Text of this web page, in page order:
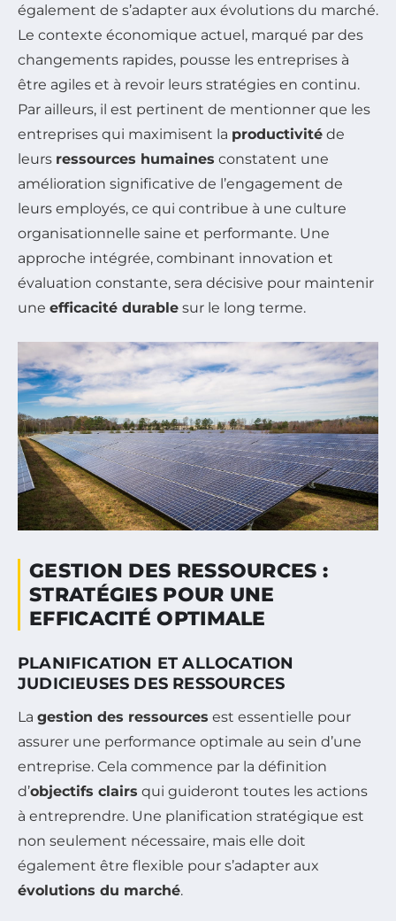
également de s’adapter aux évolutions du marché.
Le contexte économique actuel, marqué par des
changements rapides, pousse les entreprises à
être agiles et à revoir leurs stratégies en continu.
Par ailleurs, il est pertinent de mentionner que les
entreprises qui maximisent la productivité de
leurs ressources humaines constatent une
amélioration significative de l’engagement de
leurs employés, ce qui contribue à une culture
organisationnelle saine et performante. Une
approche intégrée, combinant innovation et
évaluation constante, sera décisive pour maintenir
une efficacité durable sur le long terme.
GESTION DES RESSOURCES :
STRATÉGIES POUR UNE
EFFICACITÉ OPTIMALE
PLANIFICATION ET ALLOCATION
JUDICIEUSES DES RESSOURCES
La gestion des ressources est essentielle pour
assurer une performance optimale au sein d’une
entreprise. Cela commence par la définition
d’objectifs clairs qui guideront toutes les actions
à entreprendre. Une planification stratégique est
non seulement nécessaire, mais elle doit
également être flexible pour s’adapter aux
évolutions du marché.